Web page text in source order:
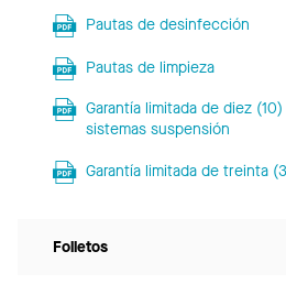
Pautas de desinfección
Pautas de limpieza
Garantía limitada de diez
sistemas suspensión
Garantía limitada de treinta
Folletos